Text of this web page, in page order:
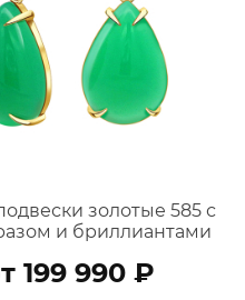
золотые 585 с
и бриллиантами
199 990 ₽